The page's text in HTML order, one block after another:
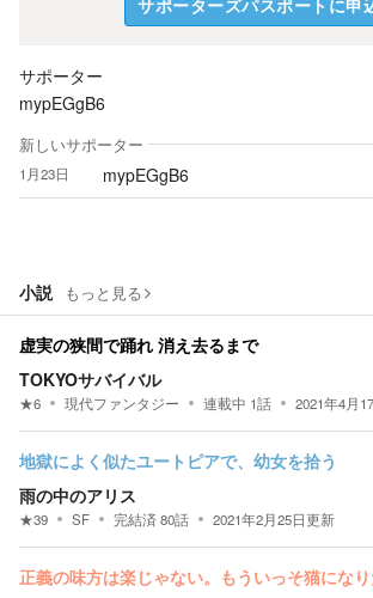
サポーターズパスポートに申
サポーター
mypEGgB6
新しいサポーター
1月23日 mypEGgB6
小説 もっと見る
虚実の狭間で踊れ 消え去るまで
TOKYOサバイバル
★6 現代ファンタジー 連載中 1話 2021年4月
地獄によく似たユートピアで、幼女を拾う
雨の中のアリス
★39 SF 完結済80話 2021年2月25日更新
正義の味方は楽じゃない。もういっそ猫になり